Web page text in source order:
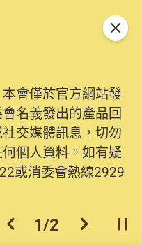
會僅於官方網站發
名義發出的產品回
交媒體訊息，切勿
個人資料。如有疑
或消委會熱線2929
上一個
1/2 下一個開
關閉